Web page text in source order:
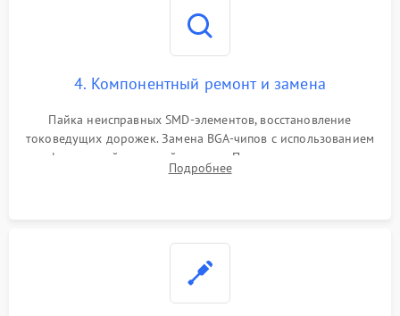
4. Компонентный ремонт и замена
Пайка неисправных SMD-элементов, восстановление
токоведущих дорожек. Замена BGA-чипов с использованием
инфракрасной паяльной станции. Прошивка микросхемы
BIOS или замена поврежденных портов USB
Подробнее